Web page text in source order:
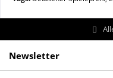
Newsletter